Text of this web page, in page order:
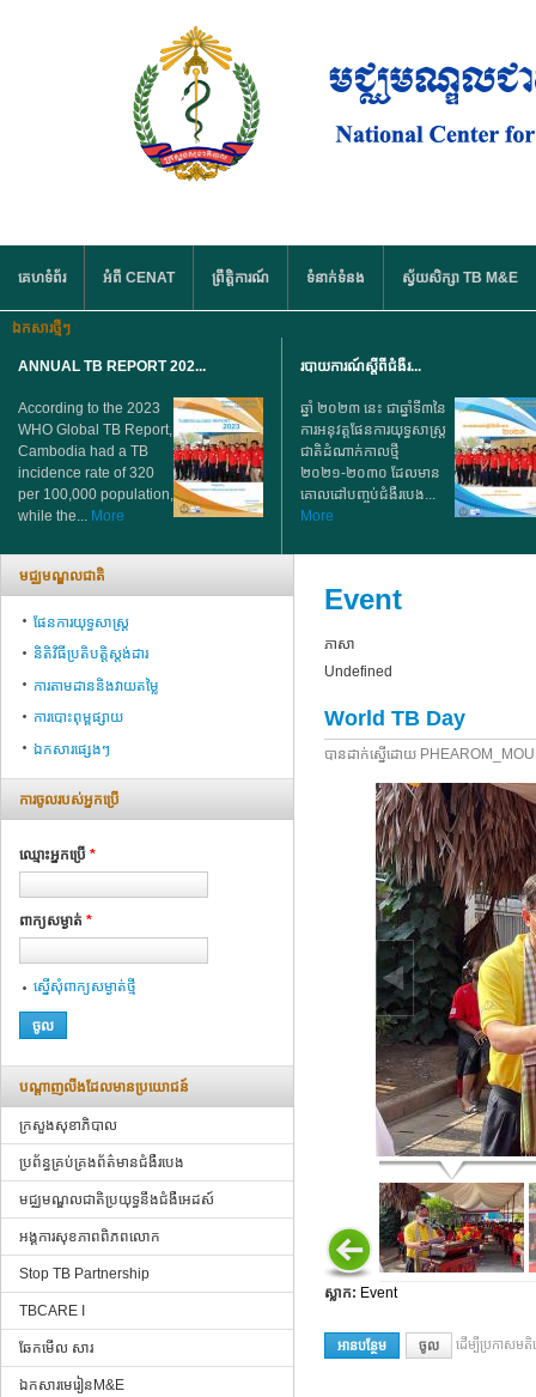
គេហទំព័រ
អំពី CENAT ព្រឹត្តិការណ៍ ទំនាក់ទំនង ស្វ័យសិក្សា TB M&E
ឯកសារថ្មីៗ
ANNUAL TB REPORT 202...
According to the 2023
WHO Global TB Report,
Cambodia had a TB
incidence rate of 320
per 100,000 population,
while the... More
របាយការណ៍ស្តីពីជំងឺរ...
ឆ្នាំ ២០២៣ នេះ ជាឆ្នាំទី៣នៃ
ការអនុវត្តផែនការយុទ្ធសាស្ត្រ
ជាតិដំណាក់កាលថ្មី
២០២១-២០៣០ ដែលមាន
គោលដៅបញ្ចប់ជំងឺរបេង...
More
Event
ភាសា
Undefined
World TB Day
បាន​ដាក់​ស្នើ​ដោយ​
ស្លាក: Event
អាន​បន្ថែម អំពី World TB Day
ចូល​ ដើម្បី​ប្រកាស​
មជ្ឈមណ្ឌលជាតិ
ផែនការយុទ្ធសាស្ត្រ
និតិវិធីប្រតិបត្តិស្ដង់ដារ
ការតាមដាននិងវាយតម្លៃ
ការបោះពុម្ពផ្សាយ
ឯកសារផ្សេងៗ
ការ​ចូល​របស់​អ្នក​ប្រើ
ឈ្មោះអ្នក​ប្រើ *
ពាក្យ​សម្ងាត់ *
ស្នើ​សុំ​ពាក្យ​សម្ងាត់​ថ្មី
បណ្ដាញ​លីងដែលមានប្រយោជន៍
ក្រសួងសុខាភិបាល
ប្រព័ន្ធគ្រប់គ្រងព័ត៌មានជំងឺរបេង
មជ្ឈមណ្ឌលជាតិប្រយុទ្ធនឹងជំងឺអេដស៍
អង្គការសុខភាពពិភពលោក
Stop TB Partnership
TBCARE I
ឆែកមើល សារ
ឯកសារមេរៀនM&E